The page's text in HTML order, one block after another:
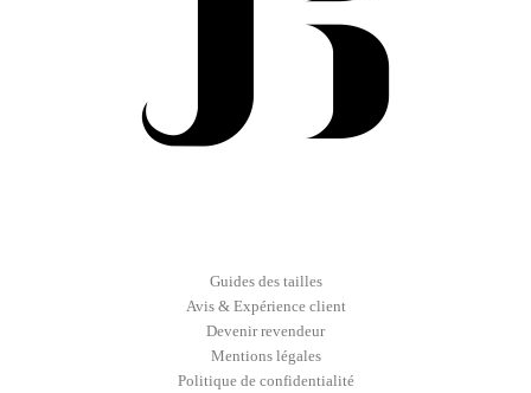
Guides des tailles
Avis & Expérience client
Devenir revendeur
Mentions légales
Politique de confidentialité